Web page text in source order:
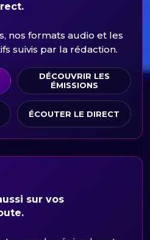
nos formats audio et les
suivis par la rédaction.
DÉCOUVRIR LES
ÉMISSIONS
ÉCOUTER LE DIRECT
sur vos